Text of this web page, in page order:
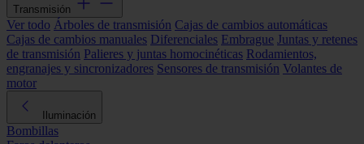
Transmisión
Ver todo Árboles de transmisión Cajas de cambios automáticas
Cajas de cambios manuales Diferenciales Embrague Juntas y retenes
de transmisión Palieres y juntas homocinéticas Rodamientos,
engranajes y sincronizadores Sensores de transmisión Volantes de
motor
Iluminación
Bombillas